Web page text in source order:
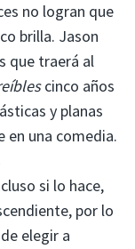
no logran que
brilla. Jason
que traerá al
cinco años
y planas
en una comedia.
si lo hace,
por lo
elegir a